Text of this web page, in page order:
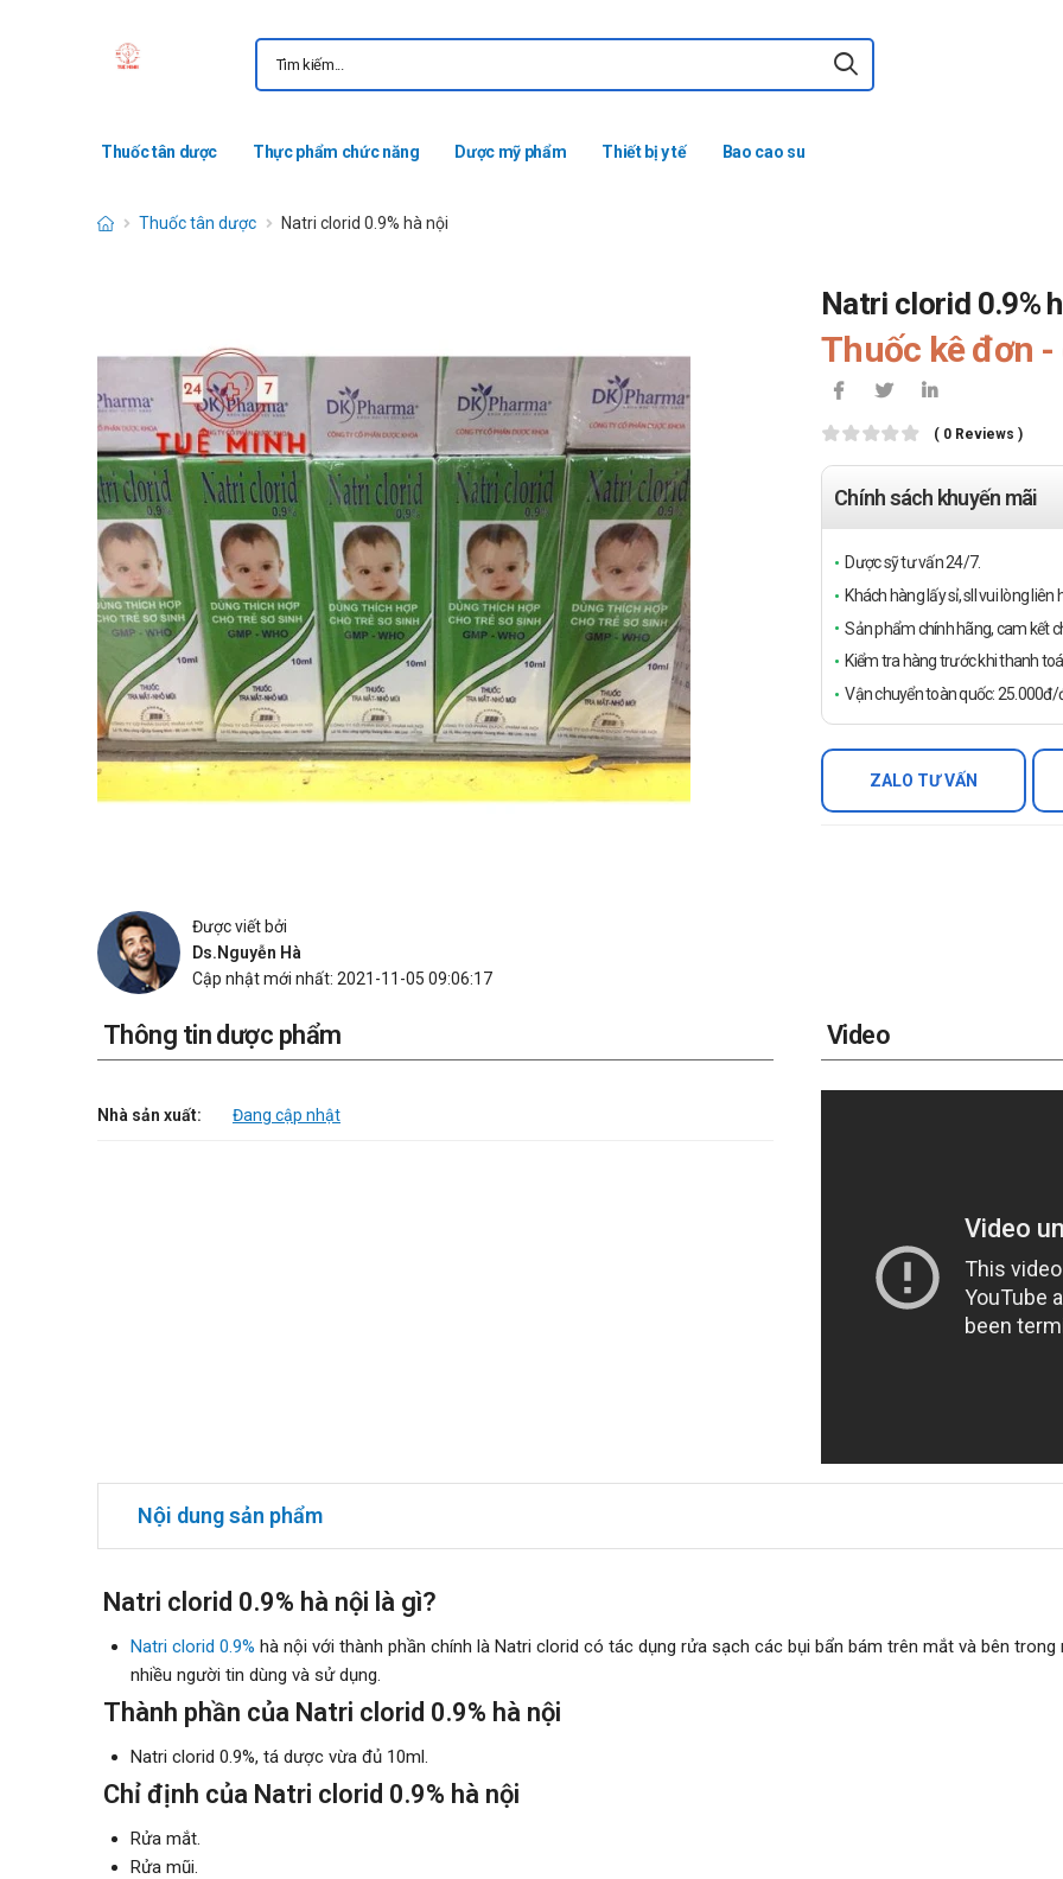
Thuốc tân dược Thực phẩm chức năng Dược mỹ phẩm Thiết bị y tế Bao cao su
Thuốc tân dược Natri clorid 0.9% hà nội
Natri clorid 0.9%
Thuốc kê đơn -
( 0 Reviews )
Chính sách khuyến mãi
Dược sỹ tư vấn 24/7.
Khách hàng lấy sỉ, sll vui lòng
Sản phẩm chính hãng, cam kết
Kiểm tra hàng trước khi thanh
Vận chuyển toàn quốc:
ZALO TƯ VẤN
Được viết bởi
Ds.Nguyễn Hà
Cập nhật mới nhất: 2021-11-05 09:06:17
Thông tin dược phẩm
Nhà sản xuất: Đang cập nhật
Video
Nội dung sản phẩm
Natri clorid 0.9% hà nội là gì?
Natri clorid 0.9% hà nội với thành phần chính là Natri clorid có tác dụng rửa sạch các bụi bẩn bám trên mắt và bên
nhiều người tin dùng và sử dụng.
Thành phần của Natri clorid 0.9% hà nội
Natri clorid 0.9%, tá dược vừa đủ 10ml.
Chỉ định của Natri clorid 0.9% hà nội
Rửa mắt.
Rửa mũi.